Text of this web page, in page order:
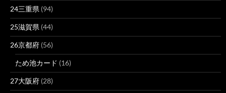
24三重県 (94)
25滋賀県 (44)
26京都府 (56)
ため池カード (16)
27大阪府 (28)